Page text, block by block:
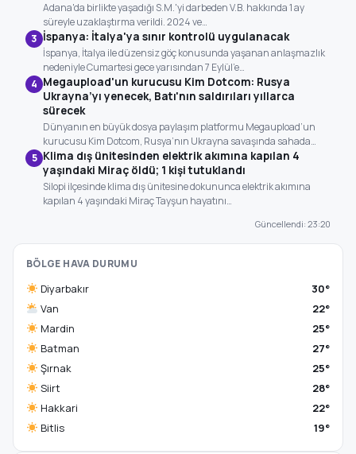
Adana'da birlikte yaşadığı S.M.'yi darbeden V.B. hakkında 1 ay
süreyle uzaklaştırma verildi. 2024 ve…
3 İspanya: İtalya'ya sınır kontrolü uygulanacak
İspanya, İtalya ile düzensiz göç konusunda yaşanan anlaşmazlık
nedeniyle Cumartesi gece yarısından 7 Eylül'e…
4 Megaupload'un kurucusu Kim Dotcom: Rusya
Ukrayna’yı yenecek, Batı'nın saldırıları yıllarca
sürecek
Dünyanın en büyük dosya paylaşım platformu Megaupload’un
kurucusu Kim Dotcom, Rusya’nın Ukrayna savaşında sahada…
5 Klima dış ünitesinden elektrik akımına kapılan 4
yaşındaki Miraç öldü; 1 kişi tutuklandı
Silopi ilçesinde klima dış ünitesine dokununca elektrik akımına
kapılan 4 yaşındaki Miraç Tayşun hayatını…
Güncellendi: 23:20
BÖLGE HAVA DURUMU
Diyarbakır
30°
Van
22°
Mardin
25°
Batman
27°
Şırnak
25°
Siirt
28°
Hakkari
22°
Bitlis
19°